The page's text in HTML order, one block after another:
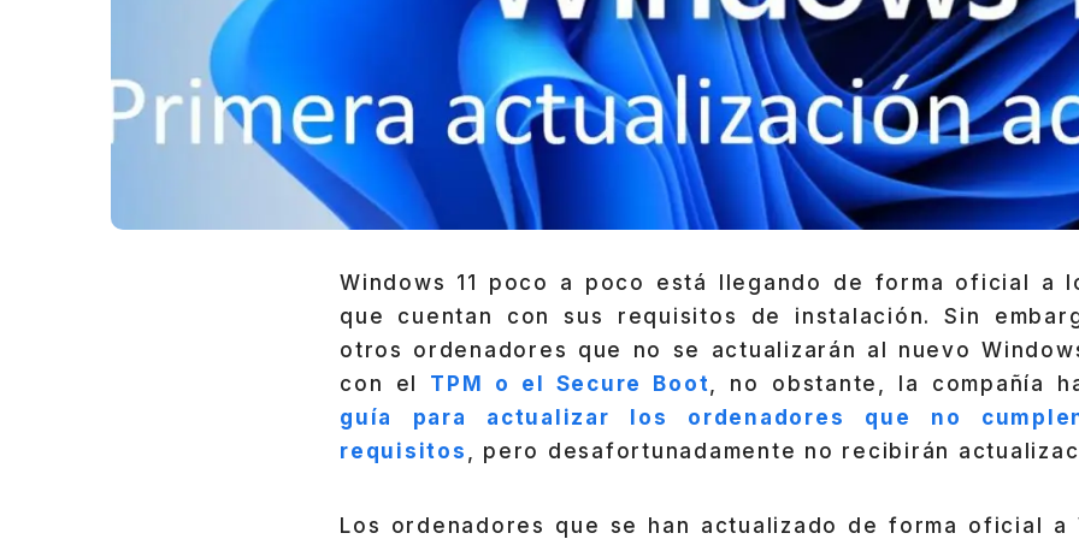
Windows 11 poco a poco está llegando de forma oficial a
que cuentan con sus requisitos de instalación. Sin
otros ordenadores que no se actualizarán al nuevo
con el TPM o el Secure Boot, no obstante, la compañía
guía para actualizar los ordenadores que no
requisitos , pero desafortunadamente no recibirán
Los ordenadores que se han actualizado de forma oficial a